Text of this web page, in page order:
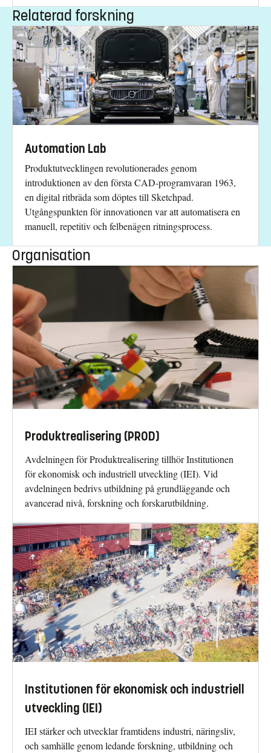
Relaterad forskning
Automation Lab
Produktutvecklingen revolutionerades genom
introduktionen av den första CAD-programvaran 1963,
en digital ritbräda som döptes till Sketchpad.
Utgångspunkten för innovationen var att automatisera en
manuell, repetitiv och felbenägen ritningsprocess.
Organisation
Produktrealisering (PROD)
Avdelningen för Produktrealisering tillhör Institutionen
för ekonomisk och industriell utveckling (IEI). Vid
avdelningen bedrivs utbildning på grundläggande och
avancerad nivå, forskning och forskarutbildning.
Institutionen för ekonomisk och industriell
utveckling (IEI)
IEI stärker och utvecklar framtidens industri, näringsliv,
och samhälle genom ledande forskning, utbildning och